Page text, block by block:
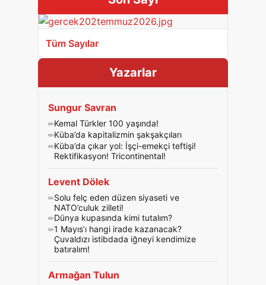
Tüm Sayılar
Yazarlar
Sungur Savran
Kemal Türkler 100 yaşında!
Küba’da kapitalizmin şakşakçıları
Küba’da çıkar yol: İşçi-emekçi teftişi!
Rektifikasyon! Tricontinental!
Levent Dölek
Solu felç eden düzen siyaseti ve
NATO’culuk zilleti!
Dünya kupasında kimi tutalım?
1 Mayıs’ı hangi irade kazanacak?
Çuvaldızı istibdada iğneyi kendimize
batıralım!
Armağan Tulun